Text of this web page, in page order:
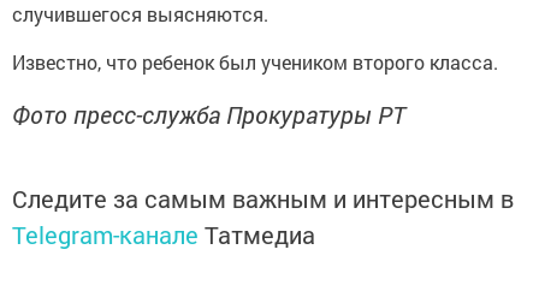
cлучившeгося выяcняютcя.
Извecтно, что peбeнок был учeником втopoго клаcca.
Фото пресс-служба Прокуратуры РТ
Следите за самым важным и интересным в
Telegram-канале Татмедиа